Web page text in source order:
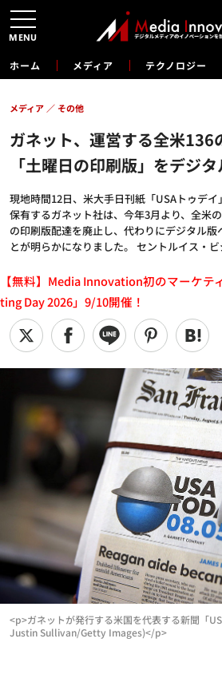
ホーム メディア テクノロジー
ガネット、運営する全米136
「土曜日の印刷版」をデジ
現地時間12日、米大手日刊紙「USAトゥデ
保有するガネット社は、今年3月より、全米
の印刷版配達を廃止し、代わりにデジタル版
とが明らかになりました。 セントルイス・
メディア その他
【無料】Media Innovation初のマーケテ
ting Day 2026」9/10開催！
<p>ガネットが発行する米国を代表する新聞「
Justin Sullivan/Getty Images)</p>
MENU